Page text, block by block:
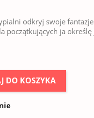
odkryj swoje fantazje
początkujących ja
DO KOSZYKA